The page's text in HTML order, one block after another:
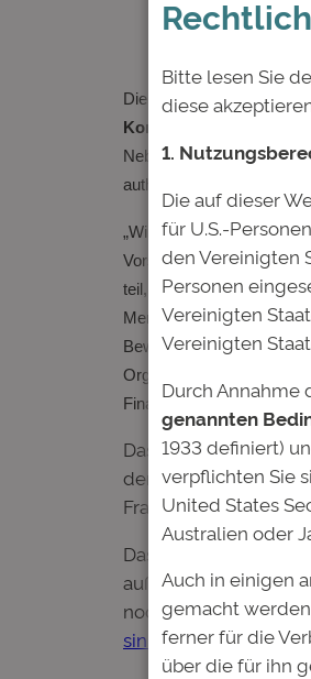
Die auf Studienfonds
Kompetenzen für die
Neben klassischen
authentischen
„Wir stellen immer
Vorstandsmitglied der
teil, das sie mit
Menschen dabei helfen,
Bewerbung für den Job,
Organisationen, so auch
Finanzierungsprobleme
Das Online-
der Arbeitswelt in
Fragen und
Das von der
außerdem die
noch sicherer
sinnvolles Investment
Bitte lesen Sie
diese
1.
Die auf dieser
für U.S.-
den Vereinigten
Personen
Vereinigten
Vereinigten
Durch
genannten
1933 definiert)
verpflichten Sie
United States
Australien oder
Auch in einigen
gemacht
ferner für die
über die für ihn